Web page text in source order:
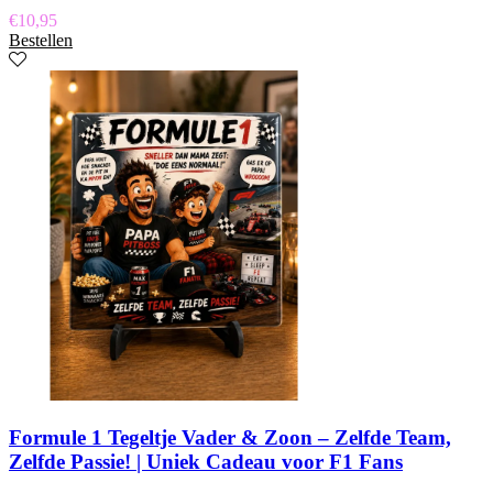
€10,95
Bestellen
Formule 1 Tegeltje Vader & Zoon – Zelfde Team,
Zelfde Passie! | Uniek Cadeau voor F1 Fans